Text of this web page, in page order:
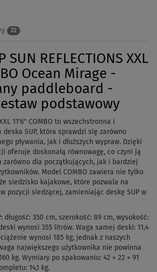
22
SUN REFLECTIONS XXL
Ocean Mirage -
paddleboard -
podstawowy
XXL 11'6'' COMBO to wszechstronna i
SUP, która sprawdzi się zarówno
pływania, jak i dłuższych wypraw. Dzięki
oferuje doskonałą równowagę, co czyni ją
zarówno dla początkujących, jak i bardziej
Model COMBO zawiera nie tylko
siedzisko kajakowe, które pozwala na
pozycji siedzącej, zamieniając deskę SUP w
długość: 350 cm, szerokość: 89 cm, wysokość:
wynosi 355 litrów. Waga samej deski: 11,4
wynosi 185 kg, jednak z naszych
największego użytkownika nie powinna
kg. Wymiary po spakowaniu: 42 × 22 × 91
14,1 kg.